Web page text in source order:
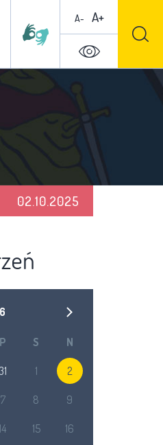
A- A+
02.10.2025
P S N
1 2
7 8 9
14 15 16